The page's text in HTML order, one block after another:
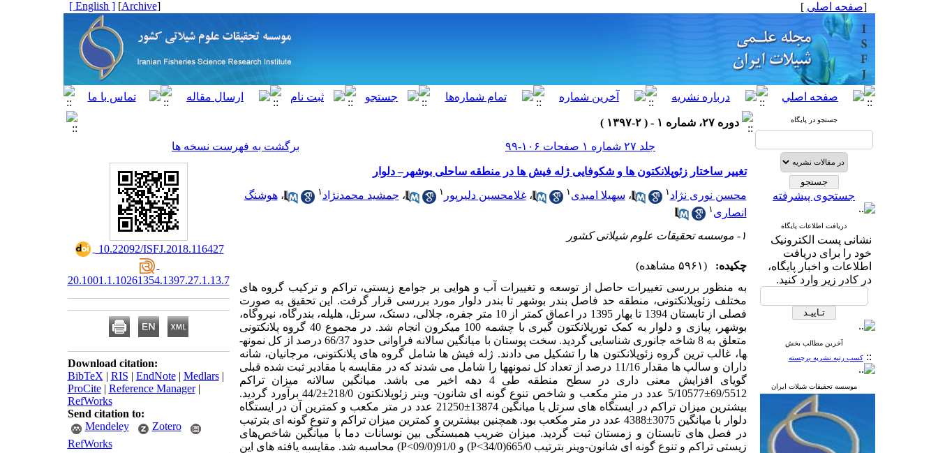
[صفحه اصلی ]
[
Archive
]
[ English ]
جستجو در پایگاه
جستجوی پیشرفته
دریافت اطلاعات پایگاه
نشانی پست الکترونیک
خود را برای دریافت
اطلاعات و اخبار پایگاه،
در کادر زیر وارد کنید.
آخرین مطالب بخش
::کسب رتبه نشریه برجسته
موسسه تحقیقات شیلات ایران
دوره ۲۷، شماره ۱ - ( ۲-۱۳۹۷ )
جلد ۲۷ شماره ۱ صفحات ۱۰۶-۹۹
برگشت به فهرست نسخه ها
تغییر ساختار زئوپلانکتون ها و شکوفایی ژله فیش ها در منطقه ساحلی بوشهر– دلوار
محسن نوری نژاد ۱ ، سهیلا امیدی ۱ ،غلامحسین دلیرپور ۱ ، جمشید محمدنژاد ۱ ،هوشنگ
انصاری ۱
۱- موسسه تحقیقات علوم شیلاتی کشور
چکیده:
(۵۹۶۱ مشاهده)
به منظور بررسی تغییرات حاصل از توسعه و تغییرات آب و هوایی بر جوامع زیستی،تراکم و ترکیب گروه های
مختلف زئوپلانکتونی، منطقه حد فاصل بندر بوشهر تا بندر دلوار مورد بررسی قرار گرفت. این تحقیق به صورت
فصلی از تابستان 1394 تا بهار 1395 در اعماق کمتر از 10 متر جفره، جلالی، دستک، سرتل، هلیله، بندرگاه، نیروگاه،
بوشهر، پیازی و دلوار به کمک تورپلانکتون گیری با چشمه 100 میکرون انجام شد.
در مجموع 40 گروه پلانکتونی
متعلق به 8 شاخه جانوری شناسایی گردید. سخت پوستان با میانگین سالانه فراوانی حدود 66/37 درصد از کل نمونه­
ها، غالب ترین گروه زئوپلانکتون ها را تشکیل می دادند. ژله فیش ها شامل گروه های پلانکتونی، مرجانیان، شانه
داران و سالپ ها مقدار 11/16 درصد از تعداد کل نمونه­ها را شامل می شدند که در مقایسه با مقادیر ثبت شده قبلی
گویای افزایش معنی داری در سطح منطقه طی 4 دهه اخیر می باشد.
میانگین سالانه میزان تراکم
69/5512
±
5/10577 عدد در متر مکعب و شاخص تنوع گونه ای شانون- وینر زئوپلانکتون 218/0 ±
44/2 برآورد گردید.
بیشترین میزان تراکم در ایستگاه های سرتل با میانگین 13874
±
21250 عدد در متر مکعب و کمترین آن در ایستگاه
دلوار با میانگین 3075
±
4388 عدد در متر مکعب بود. همچنین بیشترین و کمترین میزان تراکم و تنوع گونه ای بترتیب
در فصل های تابستان و زمستان ثبت گردید. میزان ضریب همبستگی بین نوسانات دما با میانگین شاخص‌های
زیستیتراکم و تنوع گونه ای شانون-وینر بترتیب 665/0
(34/0
P<
) و 91/0 (09/0
P<
) محاسبه شد. مقایسه یافته های این
‎ 10.22092/ISFJ.2018.116427
20.1001.1.10261354.1397.27.1.13.7
Download citation:
BibTeX | RIS | EndNote| Medlars|
ProCite| Reference Manager|
RefWorks
Send citation to:
Mendeley
Zotero
RefWorks